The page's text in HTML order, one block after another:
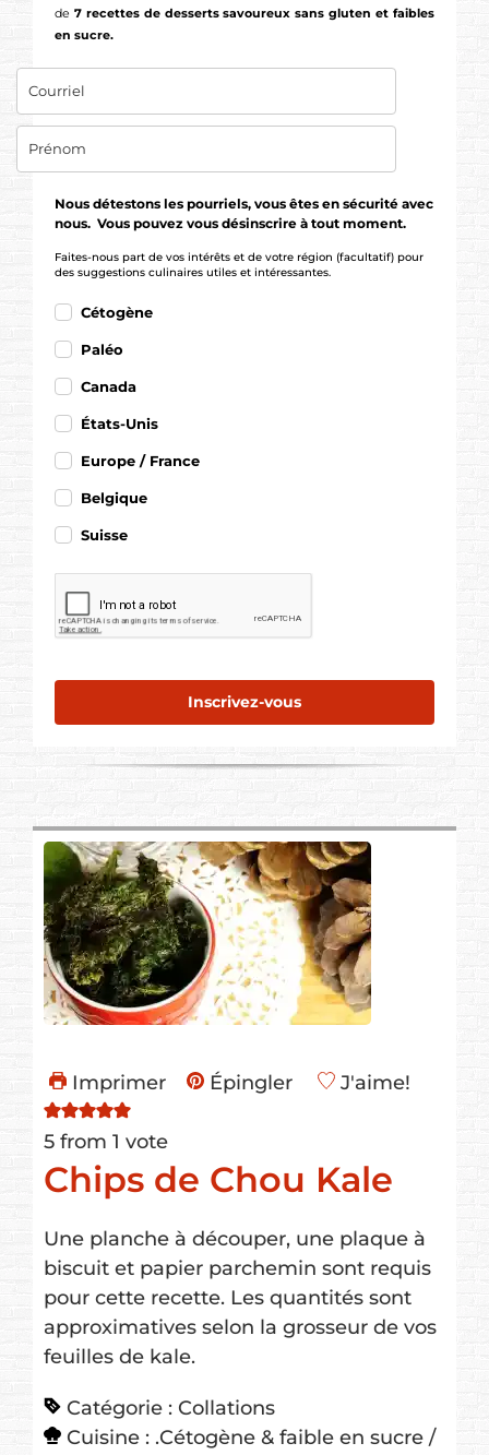
de 7 recettes de desserts savoureux sans gluten et faibles
en sucre.
Nous détestons les pourriels, vous êtes en sécurité avec
nous. Vous pouvez vous désinscrire à tout moment.
Faites-nous part de vos intérêts et de votre région (facultatif) pour
des suggestions culinaires utiles et intéressantes.
Cétogène
Paléo
Canada
États-Unis
Europe / France
Belgique
Suisse
Inscrivez-vous
Imprimer Épingler J'aime!
5 from 1 vote
Chips de Chou Kale
Une planche à découper, une plaque à
biscuit et papier parchemin sont requis
pour cette recette. Les quantités sont
approximatives selon la grosseur de vos
feuilles de kale.
Catégorie : Collations
Cuisine : .Cétogène & faible en sucre /